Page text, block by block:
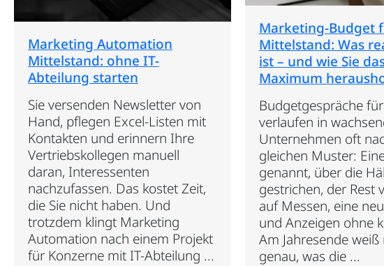
Marketing-Budget
Mittelstand: Was
ist – und wie Sie
Maximum
Budgetgespräche
verlaufen in
Unternehmen oft
gleichen Muster:
genannt, über die
gestrichen, der Rest
auf Messen, eine
und Anzeigen ohne
Am Jahresende
genau, was die ...
Marketing Automation
Mittelstand: ohne IT-
Abteilung starten
Sie versenden Newsletter von
Hand, pflegen Excel-Listen mit
Kontakten und erinnern Ihre
Vertriebskollegen manuell
daran, Interessenten
nachzufassen. Das kostet Zeit,
die Sie nicht haben. Und
trotzdem klingt Marketing
Automation nach einem Projekt
für Konzerne mit IT-Abteilung ...